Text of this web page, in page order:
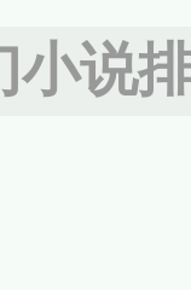
德，使其
小说